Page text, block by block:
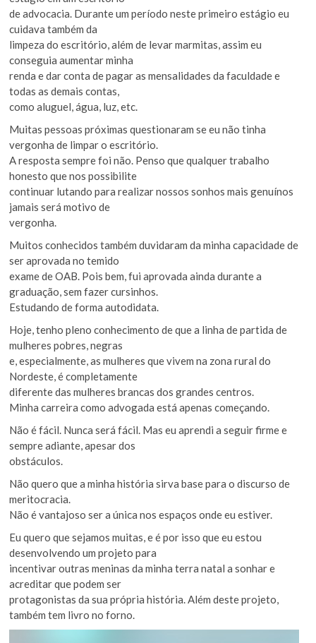
de advocacia. Durante um período neste primeiro estágio eu
cuidava também da
limpeza do escritório, além de levar marmitas, assim eu
conseguia aumentar minha
renda e dar conta de pagar as mensalidades da faculdade e
todas as demais contas,
como aluguel, água, luz, etc.
Muitas pessoas próximas questionaram se eu não tinha
vergonha de limpar o escritório.
A resposta sempre foi não. Penso que qualquer trabalho
honesto que nos possibilite
continuar lutando para realizar nossos sonhos mais genuínos
jamais será motivo de
vergonha.
Muitos conhecidos também duvidaram da minha capacidade de
ser aprovada no temido
exame de OAB. Pois bem, fui aprovada ainda durante a
graduação, sem fazer cursinhos.
Estudando de forma autodidata.
Hoje, tenho pleno conhecimento de que a linha de partida de
mulheres pobres, negras
e, especialmente, as mulheres que vivem na zona rural do
Nordeste, é completamente
diferente das mulheres brancas dos grandes centros.
Minha carreira como advogada está apenas começando.
Não é fácil. Nunca será fácil. Mas eu aprendi a seguir firme e
sempre adiante, apesar dos
obstáculos.
Não quero que a minha história sirva base para o discurso de
meritocracia.
Não é vantajoso ser a única nos espaços onde eu estiver.
Eu quero que sejamos muitas, e é por isso que eu estou
desenvolvendo um projeto para
incentivar outras meninas da minha terra natal a sonhar e
acreditar que podem ser
protagonistas da sua própria história. Além deste projeto,
também tem livro no forno.